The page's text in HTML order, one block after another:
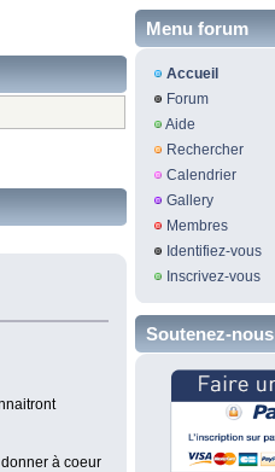
à coeur
Menu forum
Accueil
Forum
Aide
Rechercher
Calendrier
Gallery
Membres
Identifiez-vous
Inscrivez-vous
Soutenez-nous